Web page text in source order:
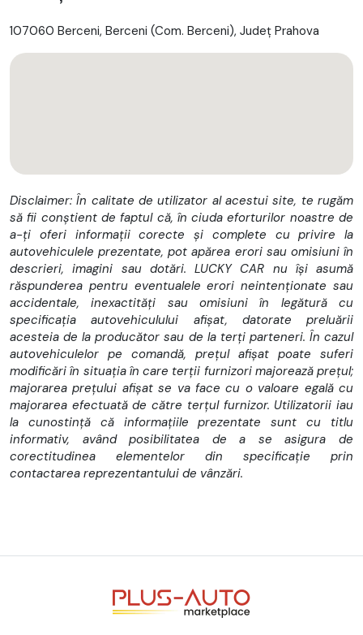
107060 Berceni, Berceni (Com. Berceni), Județ Prahova
Disclaimer: În calitate de utilizator al acestui site, te rugăm
să fii conștient de faptul că, în ciuda eforturilor noastre de
a-ți oferi informații corecte și complete cu privire la
autovehiculele prezentate, pot apărea erori sau omisiuni în
descrieri, imagini sau dotări. LUCKY CAR nu își asumă
răspunderea pentru eventualele erori neintenționate sau
accidentale, inexactități sau omisiuni în legătură cu
specificația autovehiculului afișat, datorate preluării
acesteia de la producător sau de la terți parteneri. În cazul
autovehiculelor pe comandă, prețul afișat poate suferi
modificări în situația în care terții furnizori majorează prețul;
majorarea prețului afișat se va face cu o valoare egală cu
majorarea efectuată de către terțul furnizor. Utilizatorii iau
la cunostință că informațiile prezentate sunt cu titlu
informativ, având posibilitatea de a se asigura de
corectitudinea elementelor din specificație prin
contactarea reprezentantului de vânzări.